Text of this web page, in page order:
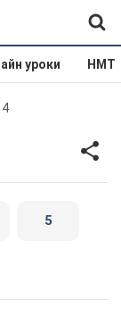
уроки НМТ
5